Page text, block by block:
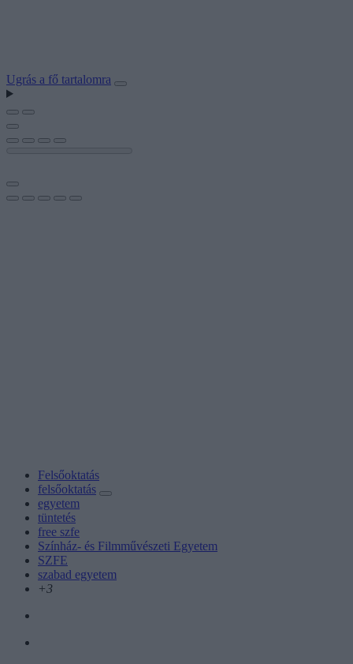
Ugrás a fő tartalomra
Felsőoktatás
felsőoktatás
egyetem
tüntetés
free szfe
Színház- és Filmművészeti Egyetem
SZFE
szabad egyetem
+3